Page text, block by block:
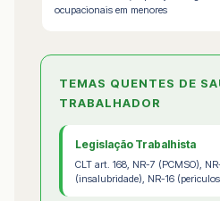
ocupacionais em menores
TEMAS QUENTES DE
TRABALHADOR
Legislação Trabalhista
CLT art. 168, NR-7 (PCMSO),
(insalubridade), NR-16